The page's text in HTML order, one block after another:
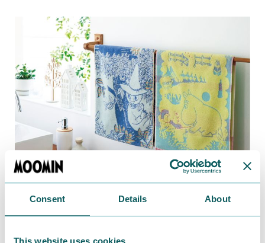
Consent Details About
抗菌防臭機能で菌の増殖を抑えニオイを防ぎます。